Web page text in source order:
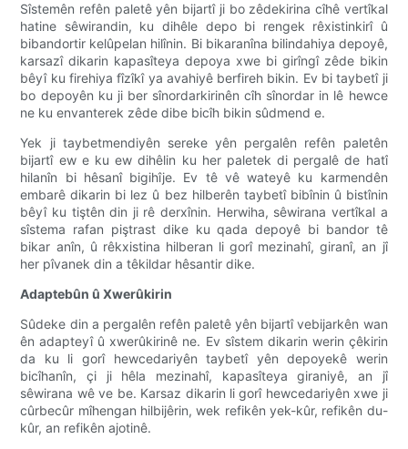
Sîstemên refên paletê yên bijartî ji bo zêdekirina cîhê vertîkal
hatine sêwirandin, ku dihêle depo bi rengek rêxistinkirî û
bibandortir kelûpelan hilînin. Bi bikaranîna bilindahiya depoyê,
karsazî dikarin kapasîteya depoya xwe bi girîngî zêde bikin
bêyî ku firehiya fîzîkî ya avahiyê berfireh bikin. Ev bi taybetî ji
bo depoyên ku ji ber sînordarkirinên cîh sînordar in lê hewce
ne ku envanterek zêde dibe bicîh bikin sûdmend e.
Yek ji taybetmendiyên sereke yên pergalên refên paletên
bijartî ew e ku ew dihêlin ku her paletek di pergalê de hatî
hilanîn bi hêsanî bigihîje. Ev tê vê wateyê ku karmendên
embarê dikarin bi lez û bez hilberên taybetî bibînin û bistînin
bêyî ku tiştên din ji rê derxînin. Herwiha, sêwirana vertîkal a
sîstema rafan piştrast dike ku qada depoyê bi bandor tê
bikar anîn, û rêkxistina hilberan li gorî mezinahî, giranî, an jî
her pîvanek din a têkildar hêsantir dike.
Adaptebûn û Xwerûkirin
Sûdeke din a pergalên refên paletê yên bijartî vebijarkên wan
ên adapteyî û xwerûkirinê ne. Ev sîstem dikarin werin çêkirin
da ku li gorî hewcedariyên taybetî yên depoyekê werin
bicîhanîn, çi ji hêla mezinahî, kapasîteya giraniyê, an jî
sêwirana wê ve be. Karsaz dikarin li gorî hewcedariyên xwe ji
cûrbecûr mîhengan hilbijêrin, wek refikên yek-kûr, refikên du-
kûr, an refikên ajotinê.